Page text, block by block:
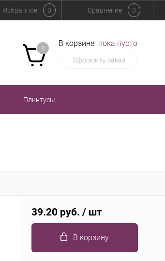
Избранное 0 Сравнение 0
0
В корзине пока пусто
Оформить заказ
Плинтусы
39.20 руб. / шт
В корзину